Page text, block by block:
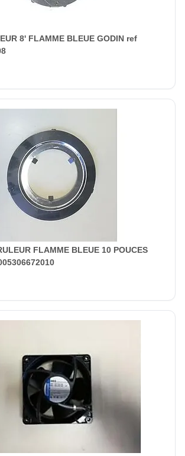
8' FLAMME BLEUE GODIN ref
FLAMME BLEUE 10 POUCES